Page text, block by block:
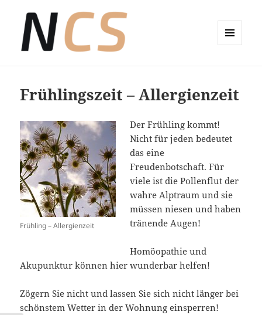
Frühlingszeit – Allergienzeit
Frühling – Allergienzeit
Der Frühling kommt!
Nicht für jeden bedeutet
das eine
Freudenbotschaft. Für
viele ist die Pollenflut der
wahre Alptraum und sie
müssen niesen und haben
tränende Augen!
Homöopathie und
Akupunktur können hier wunderbar helfen!
Zögern Sie nicht und lassen Sie sich nicht länger bei
schönstem Wetter in der Wohnung einsperren!